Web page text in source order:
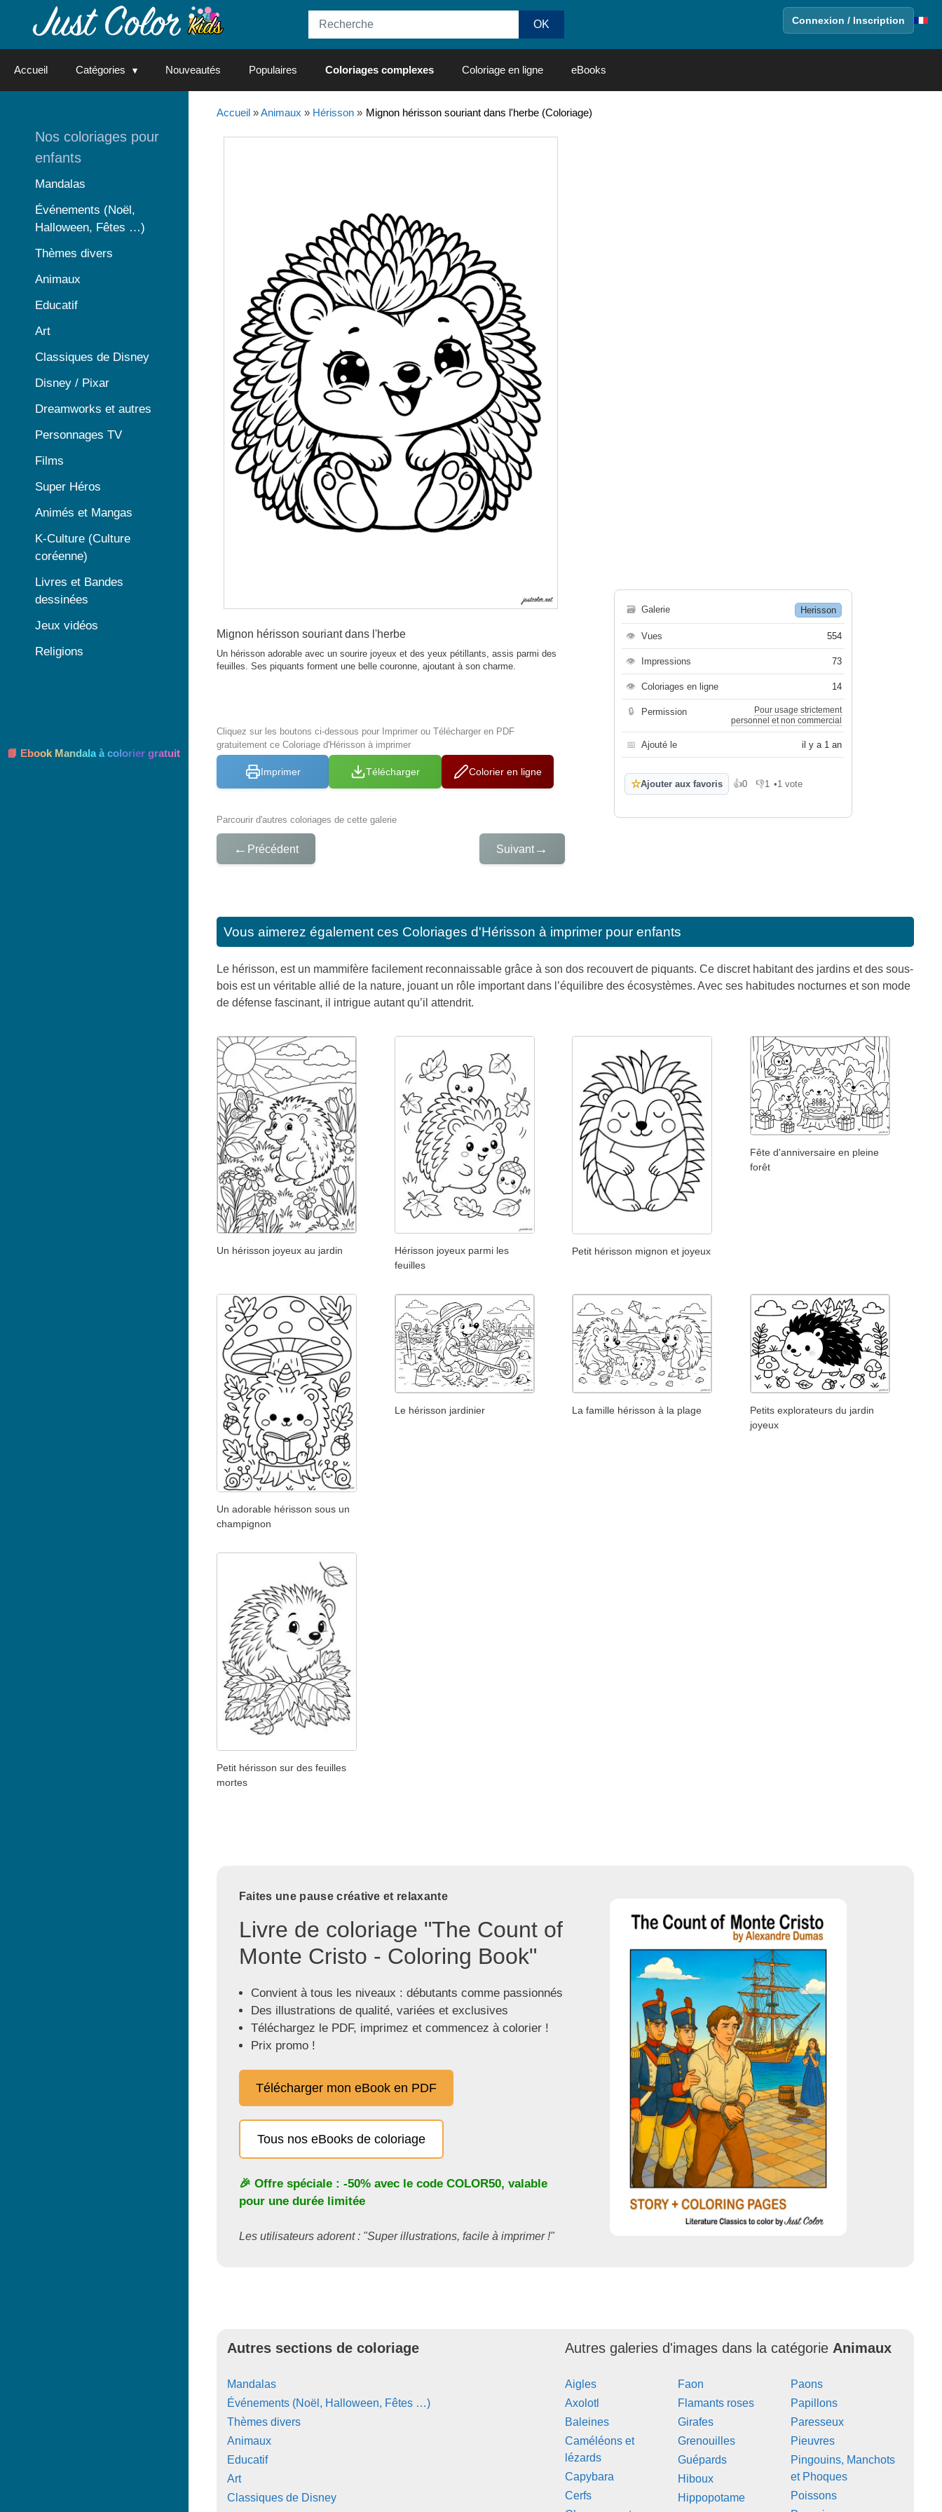
Connexion / Inscription
Accueil Catégories Nouveautés Populaires Coloriages complexes Coloriage en ligne eBooks
Accueil»Animaux » Hérisson» Mignon hérisson souriant dans l'herbe (Coloriage)
Mignon hérisson souriant dans l'herbe
Un hérisson adorable avec un sourire joyeux et des yeux pétillants, assis parmi des
feuilles. Ses piquants forment une belle couronne, ajoutant à son charme.
Cliquez sur les boutons ci-dessous pour Imprimer ou Télécharger en PDF
gratuitement ce Coloriage d'Hérisson à imprimer
Imprimer Télécharger Colorier en ligne
Parcourir d'autres coloriages de cette galerie
← Précédent Suivant→
🗃 Galerie Herisson
👁 Vues 554
👁 Impressions 73
👁 Coloriages en ligne 14
🔒 Permission
Pour usage strictement
personnel et non commercial
📅 Ajouté le il y a 1 an
☆Ajouter aux favoris 👍0
J'aime 👎1
Je n'aime pas
•1 vote
Vous aimerez également ces Coloriages d'Hérisson à imprimer pour enfants
Le hérisson, est un mammifère facilement reconnaissable grâce à son dos recouvert de piquants. Ce discret habitant des jardins et des sous-
bois est un véritable allié de la nature, jouant un rôle important dans l’équilibre des écosystèmes. Avec ses habitudes nocturnes et son mode
de défense fascinant, il intrigue autant qu’il attendrit.
Un hérisson joyeux au jardin
Hérisson joyeux parmi les
feuilles
Petit hérisson mignon et joyeux
Fête d'anniversaire en pleine
forêt
Un adorable hérisson sous un
champignon
Le hérisson jardinier La famille hérisson à la plage
Petits explorateurs du jardin
joyeux
Petit hérisson sur des feuilles
mortes
Faites une pause créative et relaxante
Livre de coloriage "The Count of
Monte Cristo - Coloring Book"
Convient à tous les niveaux : débutants comme passionnés
Des illustrations de qualité, variées et exclusives
Téléchargez le PDF, imprimez et commencez à colorier !
Prix promo !
Télécharger mon eBook en PDF
Tous nos eBooks de coloriage
🎉 Offre spéciale : -50% avec le code COLOR50, valable
pour une durée limitée
Les utilisateurs adorent : "Super illustrations, facile à imprimer !"
Autres sections de coloriage
Mandalas
Événements (Noël, Halloween, Fêtes …)
Thèmes divers
Animaux
Educatif
Art
Classiques de Disney
Autres galeries d'images dans la catégorie Animaux
Aigles
Axolotl
Baleines
Caméléons et
lézards
Capybara
Cerfs
Faon
Flamants roses
Girafes
Grenouilles
Guépards
Hiboux
Hippopotame
Paons
Papillons
Paresseux
Pieuvres
Pingouins, Manchots
et Phoques
Poissons
Nos coloriages pour
enfants
Mandalas
Événements (Noël,
Halloween, Fêtes …)
Thèmes divers
Animaux
Educatif
Art
Classiques de Disney
Disney / Pixar
Dreamworks et autres
Personnages TV
Films
Super Héros
Animés et Mangas
K-Culture (Culture
coréenne)
Livres et Bandes
dessinées
Jeux vidéos
Religions
📘 Ebook Mandala à colorier gratuit